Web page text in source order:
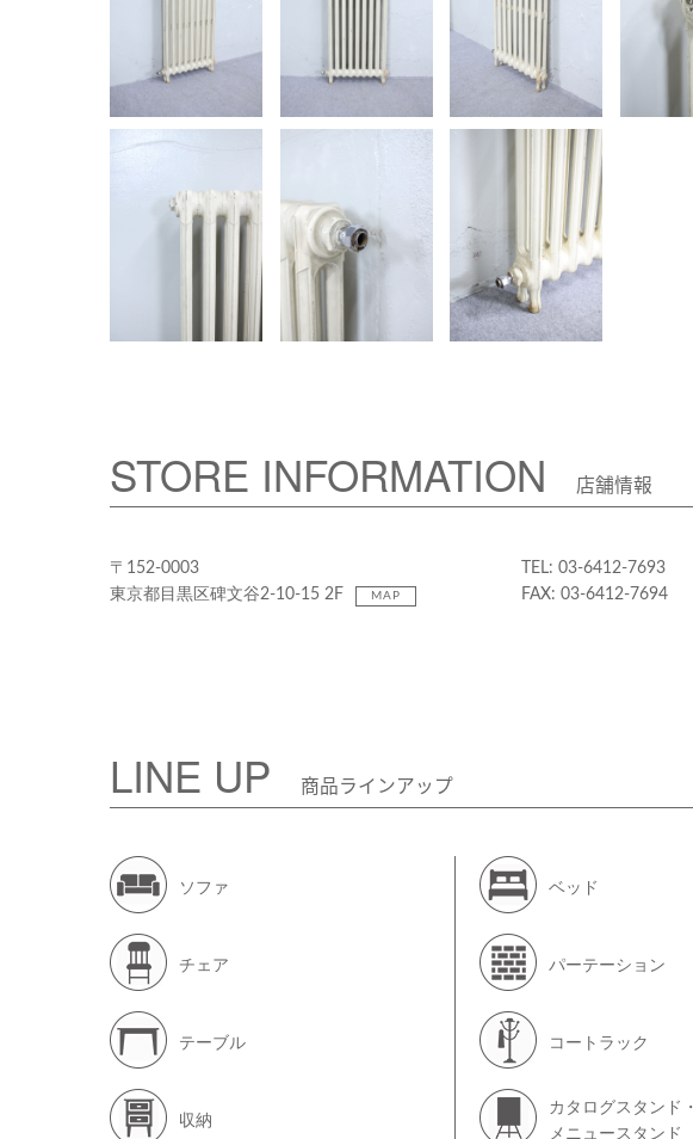
STORE INFORMATION 店舗情報
〒152-0003
東京都目黒区碑文谷2-10-15 2F
MAP
TEL: 03-6412-7693
FAX: 03-6412-7694
LINE UP 商品ラインアップ
ソファ
チェア
テーブル
収納
ベッド
パーテーション
コートラック
カタログスタンド・
メニュースタンド